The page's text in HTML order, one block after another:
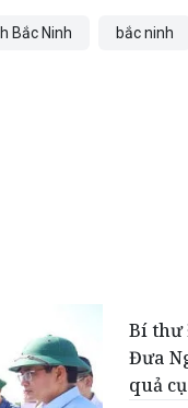
Bắc Ninh bắc ninh
Bí thư
Đưa
quả